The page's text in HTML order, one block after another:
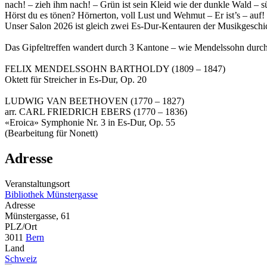
nach! – zieh ihm nach! – Grün ist sein Kleid wie der dunkle Wald –
Hörst du es tönen? Hörnerton, voll Lust und Wehmut – Er ist’s –
Unser Salon 2026 ist gleich zwei Es-Dur-Kentauren der
Das Gipfeltreffen wandert durch 3 Kantone – wie Mendelssohn
FELIX MENDELSSOHN BARTHOLDY (1809 – 1847)
Oktett für Streicher in Es-Dur, Op. 20
LUDWIG VAN BEETHOVEN (1770 – 1827)
arr. CARL FRIEDRICH EBERS (1770 – 1836)
«Eroica» Symphonie Nr. 3 in Es-Dur, Op. 55
(Bearbeitung für Nonett)
Adresse
Veranstaltungsort
Bibliothek Münstergasse
Adresse
Münstergasse, 61
PLZ/Ort
3011 Bern
Land
Schweiz